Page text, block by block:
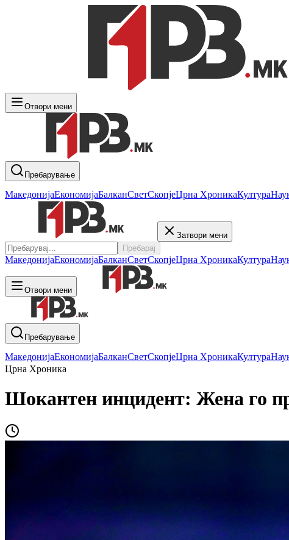
Отвори мени
Пребарување
МакедонијаЕкономијаБалканСветСкопјеЦрна ХроникаКултура
Затвори мени
Пребарај
МакедонијаЕкономијаБалканСветСкопјеЦрна ХроникаКултура
Отвори мени
Пребарување
МакедонијаЕкономијаБалканСветСкопјеЦрна ХроникаКултура
Црна Хроника
Шокантен инцидент: Жена го